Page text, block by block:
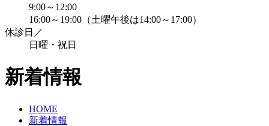
9:00～12:00
16:00～19:00（土曜午後は14:00～17:00）
休診日／
日曜・祝日
新着情報
HOME
新着情報